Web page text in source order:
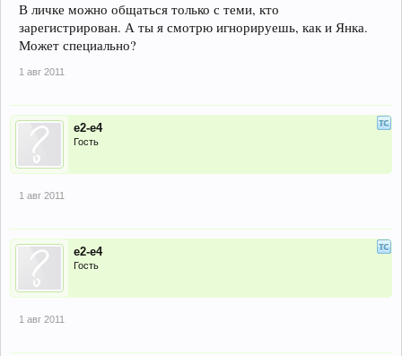
В личке можно общаться только с теми, кто
зарегистрирован. А ты я смотрю игнорируешь, как и Янка.
Может специально?
1 авг 2011
е2-е4
Гость
1 авг 2011
е2-е4
Гость
1 авг 2011